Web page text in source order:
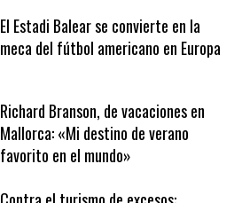
El Estadi Balear se convierte en la
Richard Branson, de vacaciones en
Mallorca: «Mi destino de verano
favorito en el mundo»